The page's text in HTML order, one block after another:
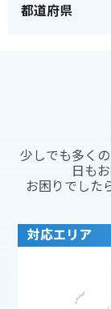
少しでも多く
日も
お困りでした
対応エリア